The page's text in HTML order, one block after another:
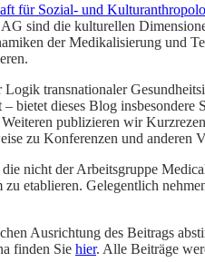
für Sozial- und
sind die kulturellen
der Medikalisierung und
transnationaler
dieses Blog
publizieren wir
zu Konferenzen und anderen
nicht der Arbeitsgruppe
etablieren. Gelegentlich
Ausrichtung des Beitrags
finden Sie hier. Alle Beiträge